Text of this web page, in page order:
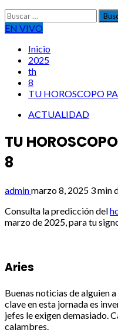
Buscar:
EN VIVO
Inicio
2025
th
8
TU HOROSCOPO
ACTUALIDAD
TU
8
adminmarzo 8, 2025 3 min
Consulta la predicción del
marzo de 2025, para tu
Aries
Buenas noticias de alguien
clave en esta jornada es
jefes le exigen demasiado.
calambres.